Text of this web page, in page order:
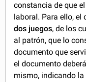
constancia de que
laboral. Para ello,
dos juegos, de los
al patrón, que lo
documento que
el documento
mismo, indicando la